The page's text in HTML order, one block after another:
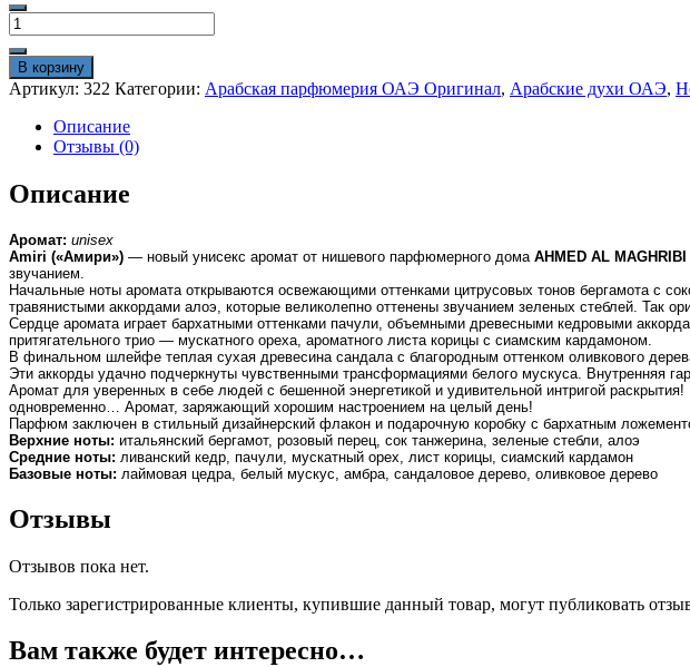
Количество
товара
Арабские
духи
Ahmed
Maghribi
100
ml
В корзину
Артикул: 322 Категории: Арабская парфюмерия ОАЭ Оригинал, Арабские духи ОАЭ,
Описание
Отзывы (0)
Описание
Аромат: unisex
Amiri («Амири») — новый унисекс аромат от нишевого парфюмерного дома AHMED AL
звучанием.
Начальные ноты аромата открываются освежающими оттенками цитрусовых тонов бергамота с
травянистыми аккордами алоэ, которые великолепно оттенены звучанием зеленых стеблей. Так
Сердце аромата играет бархатными оттенками пачули, объемными древесными кедровыми
притягательного трио — мускатного ореха, ароматного листа корицы с сиамским кардамоном.
В финальном шлейфе теплая сухая древесина сандала с благородным оттенком оливкового
Эти аккорды удачно подчеркнуты чувственными трансформациями белого мускуса. Внутренняя
Аромат для уверенных в себе людей с бешенной энергетикой и удивительной интригой
одновременно… Аромат, заряжающий хорошим настроением на целый день!
Парфюм заключен в стильный дизайнерский флакон и подарочную коробку с бархатным
Верхние ноты: итальянский бергамот, розовый перец, сок танжерина, зеленые стебли, алоэ
Средние ноты: ливанский кедр, пачули, мускатный орех, лист корицы, сиамский кардамон
Базовые ноты: лаймовая цедра, белый мускус, амбра, сандаловое дерево, оливковое дерево
Отзывы
Отзывов пока нет.
Только зарегистрированные клиенты, купившие данный товар, могут публиковать
Вам также будет интересно…